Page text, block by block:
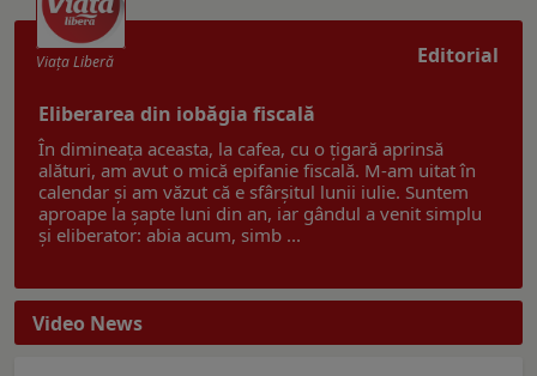
Editorial
Viaţa Liberă
Eliberarea din iobăgia fiscală
În dimineața aceasta, la cafea, cu o țigară aprinsă
alături, am avut o mică epifanie fiscală. M-am uitat în
calendar și am văzut că e sfârșitul lunii iulie. Suntem
aproape la șapte luni din an, iar gândul a venit simplu
și eliberator: abia acum, simb ...
Video News